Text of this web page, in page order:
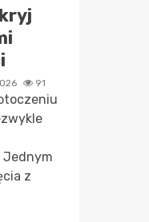
91
Jednym
z